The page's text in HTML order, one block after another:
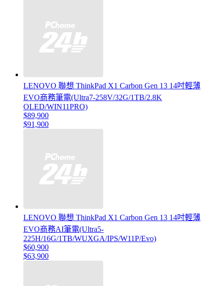
LENOVO 聯想 ThinkPad X1 Carbon Gen 13 14吋輕薄
EVO商務筆電(Ultra7-258V/32G/1TB/2.8K
OLED/WIN11PRO)
$89,900
$91,900
LENOVO 聯想 ThinkPad X1 Carbon Gen 13 14吋輕薄
EVO商務AI筆電(Ultra5-
225H/16G/1TB/WUXGA/IPS/W11P/Evo)
$60,900
$63,900